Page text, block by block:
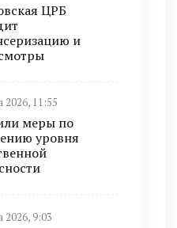
ЦРБ
и
2026, 11:55
меры по
уровня
2026, 9:03